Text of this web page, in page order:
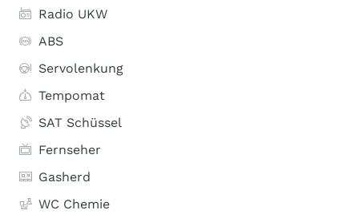
Radio UKW
ABS
Servolenkung
Tempomat
SAT Schüssel
Fernseher
Gasherd
WC Chemie